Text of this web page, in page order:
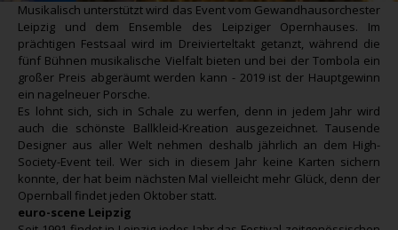
Musikalisch unterstützt wird das Event vom Gewandhausorchester
Leipzig und dem Ensemble des Leipziger Opernhauses. Im
prächtigen Festsaal wird im Dreivierteltakt getanzt, während die
fünf Bühnen musikalische Vielfalt bieten und bei der Tombola ein
großer Preis abgeräumt werden kann - 2019 ist der Hauptgewinn
ein nagelneuer Porsche.
Es lohnt sich, sich in Schale zu werfen, denn in jedem Jahr wird
auch die schönste Ballkleid-Kreation ausgezeichnet. Tausende
Designer aus aller Welt nehmen deshalb jährlich an dem High-
Society-Event teil. Wer sich in diesem Jahr keine Karten sichern
konnte, der hat beim nächsten Mal vielleicht mehr Glück, denn der
Opernball findet jeden Oktober statt.
euro-scene Leipzig